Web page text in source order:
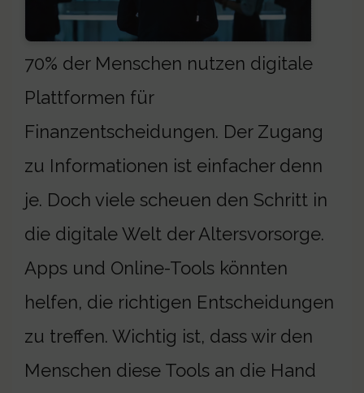
70% der Menschen nutzen digitale
Plattformen für
Finanzentscheidungen. Der Zugang
zu Informationen ist einfacher denn
je. Doch viele scheuen den Schritt in
die digitale Welt der Altersvorsorge.
Apps und Online-Tools könnten
helfen, die richtigen Entscheidungen
zu treffen. Wichtig ist, dass wir den
Menschen diese Tools an die Hand